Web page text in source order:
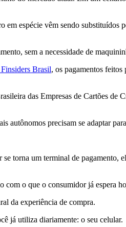
espécie vêm sendo substituídos
sem a necessidade de
Brasil, os pagamentos feitos
das Empresas de Cartões de
autônomos precisam se adaptar
torna um terminal de pagamento,
com o que o consumidor já espera
da experiência de compra.
já utiliza diariamente: o seu celular.